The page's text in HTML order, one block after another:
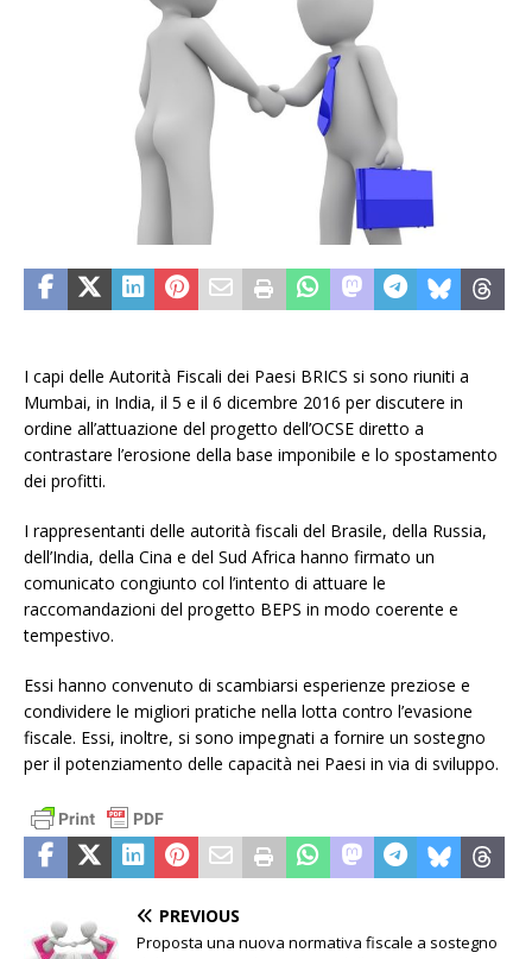
I capi delle Autorità Fiscali dei Paesi BRICS si sono riuniti a
Mumbai, in India, il 5 e il 6 dicembre 2016 per discutere in
ordine all’attuazione del progetto dell’OCSE diretto a
contrastare l’erosione della base imponibile e lo spostamento
dei profitti.
I rappresentanti delle autorità fiscali del Brasile, della Russia,
dell’India, della Cina e del Sud Africa hanno firmato un
comunicato congiunto col l’intento di attuare le
raccomandazioni del progetto BEPS in modo coerente e
tempestivo.
Essi hanno convenuto di scambiarsi esperienze preziose e
condividere le migliori pratiche nella lotta contro l’evasione
fiscale. Essi, inoltre, si sono impegnati a fornire un sostegno
per il potenziamento delle capacità nei Paesi in via di sviluppo.
PREVIOUS
Proposta una nuova normativa fiscale a sostegno